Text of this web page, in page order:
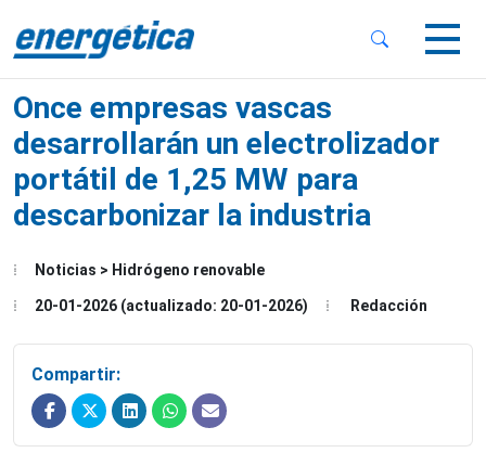
Menu
Menu
Once empresas vascas
desarrollarán un electrolizador
portátil de 1,25 MW para
descarbonizar la industria
Noticias > Hidrógeno renovable
20-01-2026 (actualizado: 20-01-2026) Redacción
Compartir: